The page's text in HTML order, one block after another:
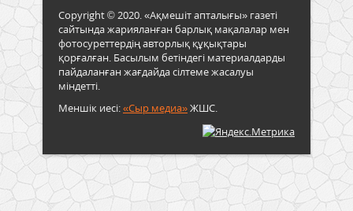
Copyright © 2020. «Ақмешіт апталығы» газеті
сайтында жарияланған барлық мақалалар мен
фотосуреттердің авторлық құқықтары
қорғалған. Басылым бетіндегі материалдарды
пайдаланған жағдайда сілтеме жасалуы
міндетті.
Меншік иесі:«Сыр медиа»ЖШС.